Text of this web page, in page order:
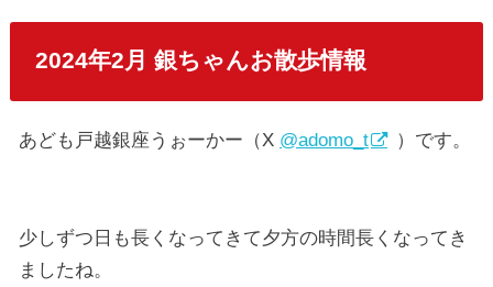
2024年2月 銀ちゃんお散歩情報
あども戸越銀座うぉーかー（X @adomo_t ）です。
少しずつ日も長くなってきて夕方の時間長くなってき
ましたね。